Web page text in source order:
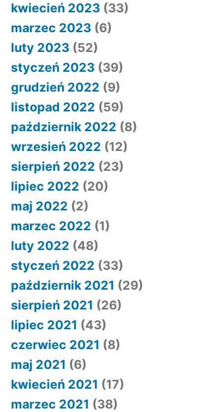
kwiecień 2023 (33)
marzec 2023 (6)
luty 2023 (52)
styczeń 2023 (39)
grudzień 2022 (9)
listopad 2022 (59)
październik 2022 (8)
wrzesień 2022 (12)
sierpień 2022 (23)
lipiec 2022 (20)
maj 2022 (2)
marzec 2022 (1)
luty 2022 (48)
styczeń 2022 (33)
październik 2021 (29)
sierpień 2021 (26)
lipiec 2021 (43)
czerwiec 2021 (8)
maj 2021 (6)
kwiecień 2021 (17)
marzec 2021 (38)